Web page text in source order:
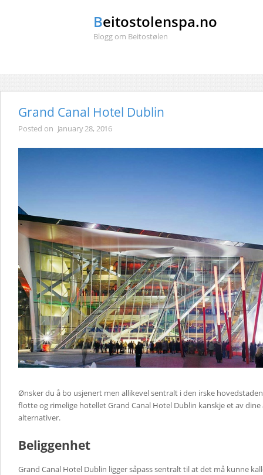
Beitostolenspa.no
Blogg om Beitostølen
Grand Canal Hotel Dublin
Posted on January 28, 2016
Ønsker du å bo usjenert men allikevel sentralt i den irske
flotte og rimelige hotellet Grand Canal Hotel Dublin kanskje et av dine
alternativer.
Beliggenhet
Grand Canal Hotel Dublin ligger såpass sentralt til at det må kunne